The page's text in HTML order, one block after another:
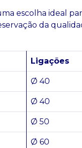
escolha ideal
da
Ligações
Ø 40
Ø 40
Ø 50
Ø 60